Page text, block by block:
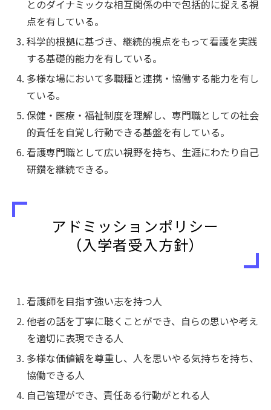
とのダイナミックな相互関係の中で包括的に捉える視
点を有している。
科学的根拠に基づき、継続的視点をもって看護を実践
する基礎的能力を有している。
多様な場において多職種と連携・協働する能力を有し
ている。
保健・医療・福祉制度を理解し、専門職としての社会
的責任を自覚し行動できる基盤を有している。
看護専門職として広い視野を持ち、生涯にわたり自己
研鑽を継続できる。
アドミッションポリシー
（入学者受入方針）
看護師を目指す強い志を持つ人
他者の話を丁寧に聴くことができ、自らの思いや考え
を適切に表現できる人
多様な価値観を尊重し、人を思いやる気持ちを持ち、
協働できる人
自己管理ができ、責任ある行動がとれる人